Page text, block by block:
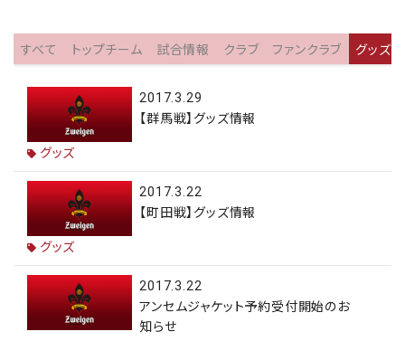
すべて トップチーム 試合情報 クラブ ファンクラブ グッズ
2017.3.29
【群馬戦】グッズ情報
グッズ
2017.3.22
【町田戦】グッズ情報
グッズ
2017.3.22
アンセムジャケット予約受付開始のお
知らせ